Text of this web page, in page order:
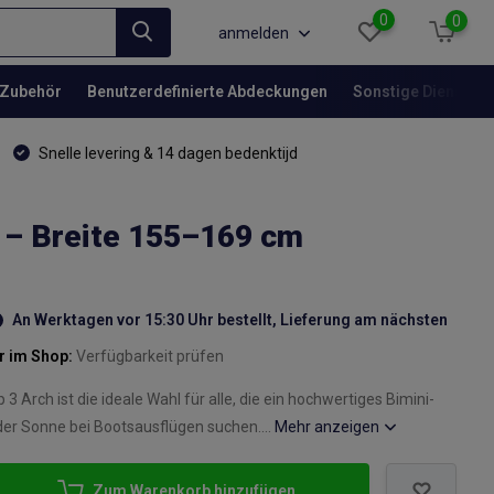
anmelden
0 0
Zubehör Benutzerdefinierte Abdeckungen Sonstige
Snelle levering & 14 dagen bedenktijd
Breite 155–169 cm
An Werktagen vor 15:30 Uhr bestellt, Lieferung am nächsten
im Shop:Verfügbarkeit prüfen
3 Arch ist die ideale Wahl für alle, die ein hochwertiges Bimini-
Sonne bei Bootsausflügen suchen....
Mehr anzeigen